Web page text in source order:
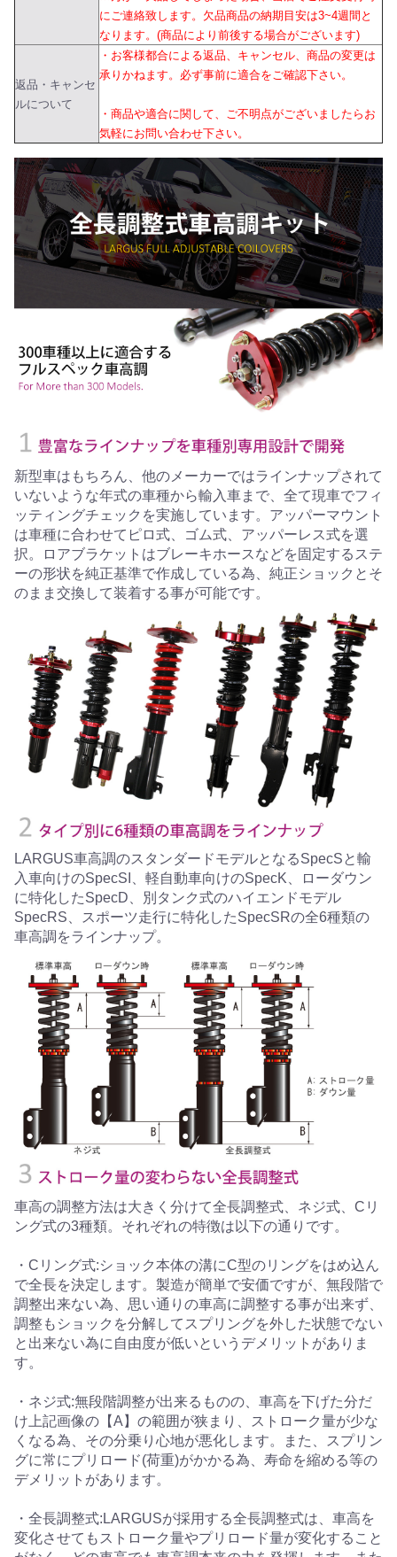
にご連絡致します。欠品商品の納期目安は3~4週間と
なります。(商品により前後する場合がございます)
返品・キャンセ
ルについて
・お客様都合による返品、キャンセル、商品の変更は
承りかねます。必ず事前に適合をご確認下さい。
・商品や適合に関して、ご不明点がございましたらお
気軽にお問い合わせ下さい。
新型車はもちろん、他のメーカーではラインナップされて
いないような年式の車種から輸入車まで、全て現車でフィ
ッティングチェックを実施しています。アッパーマウント
は車種に合わせてピロ式、ゴム式、アッパーレス式を選
択。ロアブラケットはブレーキホースなどを固定するステ
ーの形状を純正基準で作成している為、純正ショックとそ
のまま交換して装着する事が可能です。
LARGUS車高調のスタンダードモデルとなるSpecSと輸
入車向けのSpecSI、軽自動車向けのSpecK、ローダウン
に特化したSpecD、別タンク式のハイエンドモデル
SpecRS、スポーツ走行に特化したSpecSRの全6種類の
車高調をラインナップ。
車高の調整方法は大きく分けて全長調整式、ネジ式、Cリ
ング式の3種類。それぞれの特徴は以下の通りです。
・Cリング式:ショック本体の溝にC型のリングをはめ込ん
で全長を決定します。製造が簡単で安価ですが、無段階で
調整出来ない為、思い通りの車高に調整する事が出来ず、
調整もショックを分解してスプリングを外した状態でない
と出来ない為に自由度が低いというデメリットがありま
す。
・ネジ式:無段階調整が出来るものの、車高を下げた分だ
け上記画像の【A】の範囲が狭まり、ストローク量が少な
くなる為、その分乗り心地が悪化します。また、スプリン
グに常にプリロード(荷重)がかかる為、寿命を縮める等の
デメリットがあります。
・全長調整式:LARGUSが採用する全長調整式は、車高を
変化させてもストローク量やプリロード量が変化すること